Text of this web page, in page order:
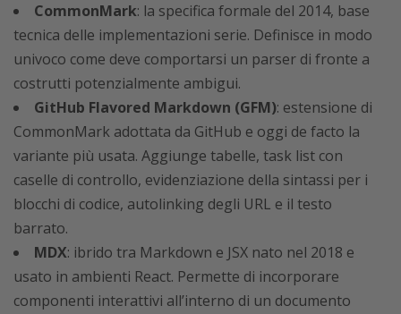
CommonMark: la specifica formale del 2014, base
tecnica delle implementazioni serie. Definisce in modo
univoco come deve comportarsi un parser di fronte a
costrutti potenzialmente ambigui.
GitHub Flavored Markdown (GFM): estensione di
CommonMark adottata da GitHub e oggi de facto la
variante più usata. Aggiunge tabelle, task list con
caselle di controllo, evidenziazione della sintassi per i
blocchi di codice, autolinking degli URL e il testo
barrato.
MDX: ibrido tra Markdown e JSX nato nel 2018 e
usato in ambienti React. Permette di incorporare
componenti interattivi all’interno di un documento